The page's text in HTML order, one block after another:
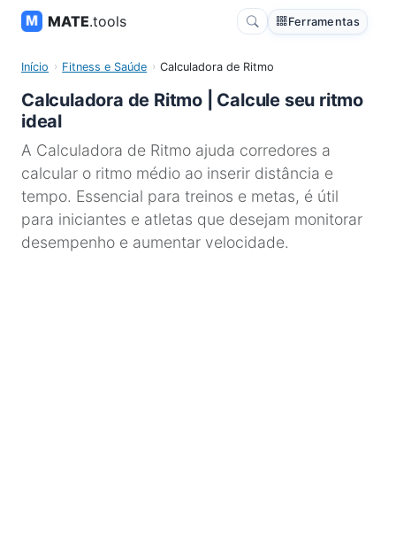
MATE.tools Ferramentas
Início Fitness e Saúde Calculadora de Ritmo
Calculadora de Ritmo | Calcule seu ritmo
ideal
A Calculadora de Ritmo ajuda corredores a
calcular o ritmo médio ao inserir distância e
tempo. Essencial para treinos e metas, é útil
para iniciantes e atletas que desejam monitorar
desempenho e aumentar velocidade.